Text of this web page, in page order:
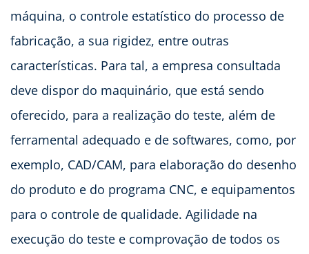
máquina, o controle estatístico do processo de
fabricação, a sua rigidez, entre outras
características. Para tal, a empresa consultada
deve dispor do maquinário, que está sendo
oferecido, para a realização do teste, além de
ferramental adequado e de softwares, como, por
exemplo, CAD/CAM, para elaboração do desenho
do produto e do programa CNC, e equipamentos
para o controle de qualidade. Agilidade na
execução do teste e comprovação de todos os